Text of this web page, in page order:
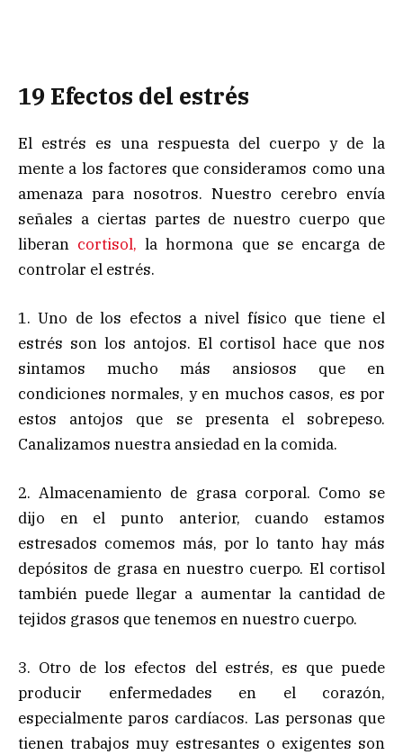
19 Efectos del estrés
El estrés es una respuesta del cuerpo y de la
mente a los factores que consideramos como una
amenaza para nosotros. Nuestro cerebro envía
señales a ciertas partes de nuestro cuerpo que
liberan cortisol, la hormona que se encarga de
controlar el estrés.
1. Uno de los efectos a nivel físico que tiene el
estrés son los antojos. El cortisol hace que nos
sintamos mucho más ansiosos que en
condiciones normales, y en muchos casos, es por
estos antojos que se presenta el sobrepeso.
Canalizamos nuestra ansiedad en la comida.
2. Almacenamiento de grasa corporal. Como se
dijo en el punto anterior, cuando estamos
estresados comemos más, por lo tanto hay más
depósitos de grasa en nuestro cuerpo. El cortisol
también puede llegar a aumentar la cantidad de
tejidos grasos que tenemos en nuestro cuerpo.
3. Otro de los efectos del estrés, es que puede
producir enfermedades en el corazón,
especialmente paros cardíacos. Las personas que
tienen trabajos muy estresantes o exigentes son